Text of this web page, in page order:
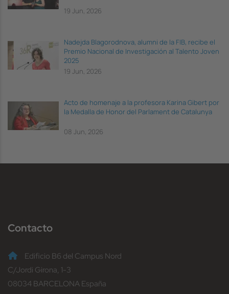
19 Jun, 2026
Nadejda Blagorodnova, alumni de la FIB, recibe el
Premio Nacional de Investigación al Talento Joven
2025
19 Jun, 2026
Acto de homenaje a la profesora Karina Gibert por
la Medalla de Honor del Parlament de Catalunya
08 Jun, 2026
Contacto
Edificio B6 del Campus Nord
C/Jordi Girona, 1-3
08034 BARCELONA España